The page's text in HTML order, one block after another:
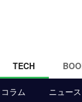
TECH
コラム ニュース